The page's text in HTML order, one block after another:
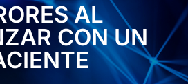
AL
CON UN